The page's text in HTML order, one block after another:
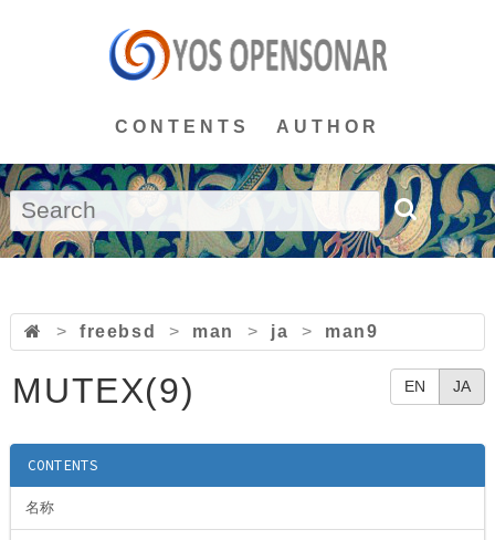
CONTENTS AUTHOR
> freebsd > man > ja > man9
EN JA
MUTEX(9)
CONTENTS
名称